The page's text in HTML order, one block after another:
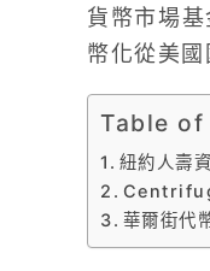
貨幣市場
幣化從美國
Table
紐約人壽
華爾街代